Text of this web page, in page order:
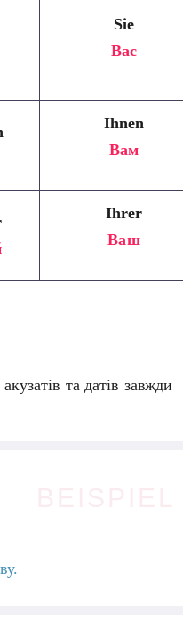
Sie
Вас
Ihnen
Вам
Ihrer
Ваш
та датів завжди